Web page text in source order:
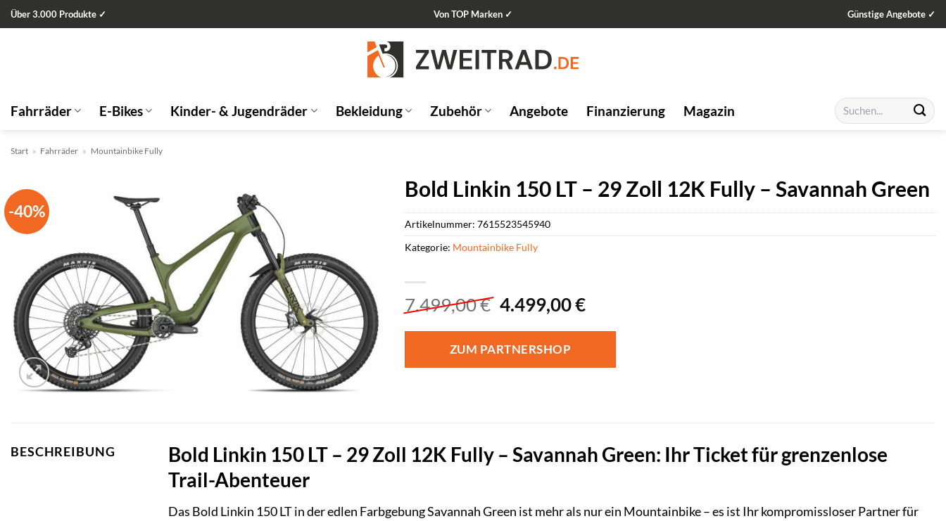
Zum
Inhalt
Über 3.000 Produkte ✓ Von TOP Marken ✓ Günstige Angebote ✓
Fahrräder E-Bikes Kinder- & Jugendräder Bekleidung Zubehör Angebote Finanzierung Magazin
Suchen
nach:
Start » Fahrräder » Mountainbike Fully
-40%
Bold Linkin 150 LT – 29 Zoll 12K Fully – Savannah Green
7.499,00€ Ursprünglicher
war:
7.499,00 €
4.499,00€Aktueller
ZUM PARTNERSHOP
Artikelnummer: 7615523545940
Kategorie: Mountainbike Fully
BESCHREIBUNG
Bold Linkin 150 LT – 29 Zoll 12K Fully – Savannah Green: Ihr Ticket für grenzenlose
Trail-Abenteuer
Das Bold Linkin 150 LT in der edlen Farbgebung Savannah Green ist mehr als nur ein Mountainbike – es ist Ihr kompromissloser Partner für